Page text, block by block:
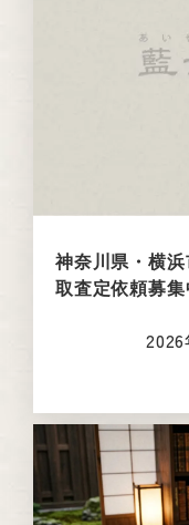
神奈川県・横
取査定依頼募集
2026